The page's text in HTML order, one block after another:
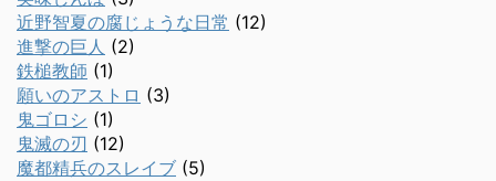
近野智夏の腐じょうな日常 (12)
進撃の巨人 (2)
鉄槌教師 (1)
願いのアストロ (3)
鬼ゴロシ (1)
鬼滅の刃 (12)
魔都精兵のスレイブ (5)